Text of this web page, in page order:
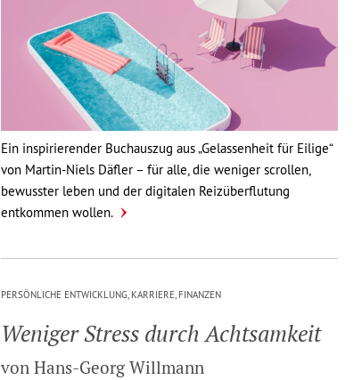
Ein inspirierender Buchauszug aus „Gelassenheit für Eilige“
von Martin-Niels Däfler – für alle, die weniger scrollen,
bewusster leben und der digitalen Reizüberflutung
entkommen wollen.
Weniger Stress durch Acht­sam­keit
von Hans-Georg Willmann
PERSÖNLICHE ENTWICKLUNG, KARRIERE, FINANZEN